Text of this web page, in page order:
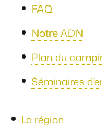
FAQ
Notre ADN
Plan du
Séminaires
La région